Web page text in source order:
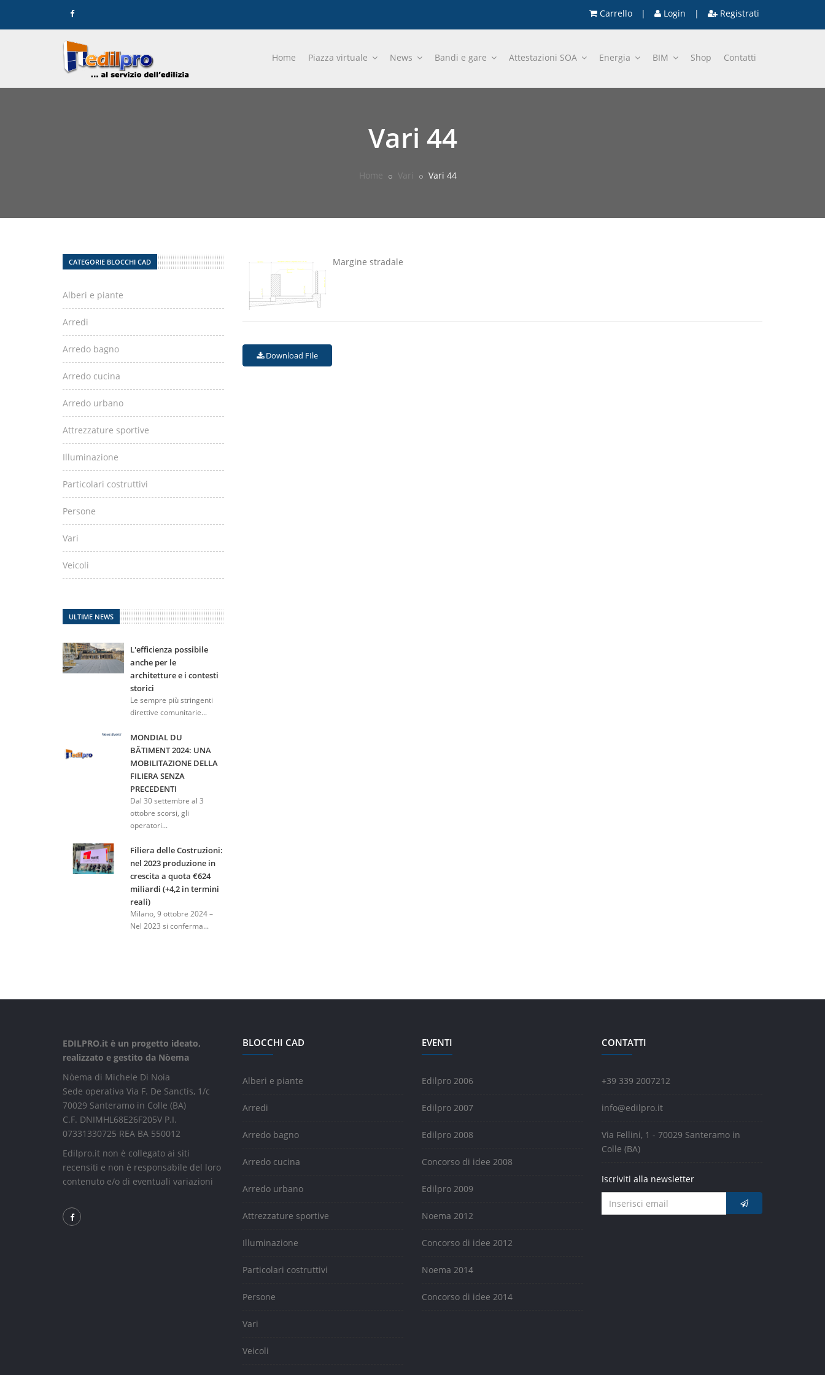
Carrello | Login | Registrati
Home Piazza virtuale News Bandi e gare Attestazioni SOA Energia BIM Shop Contatti
Vari 44
Home Vari Vari 44
Margine stradale
Download FIle
CATEGORIE BLOCCHI CAD
Alberi e piante
Arredi
Arredo bagno
Arredo cucina
Arredo urbano
Attrezzature sportive
Illuminazione
Particolari costruttivi
Persone
Vari
Veicoli
ULTIME NEWS
L'efficienza possibile
anche per le
architetture e i contesti
storici
Le sempre più stringenti
direttive comunitarie...
MONDIAL DU
BÂTIMENT 2024: UNA
MOBILITAZIONE DELLA
FILIERA SENZA
PRECEDENTI
Dal 30 settembre al 3
ottobre scorsi, gli
operatori...
Filiera delle Costruzioni:
nel 2023 produzione in
crescita a quota €624
miliardi (+4,2 in termini
reali)
Milano, 9 ottobre 2024 –
Nel 2023 si conferma...
EDILPRO.it è un progetto ideato,
realizzato e gestito da Nòema
Nòema di Michele Di Noia
Sede operativa Via F. De Sanctis, 1/c
70029 Santeramo in Colle (BA)
C.F. DNIMHL68E26F205V P.I.
07331330725 REA BA 550012
Edilpro.it non è collegato ai siti
recensiti e non è responsabile del loro
contenuto e/o di eventuali variazioni
BLOCCHI CAD
Alberi e piante
Arredi
Arredo bagno
Arredo cucina
Arredo urbano
Attrezzature sportive
Illuminazione
Particolari costruttivi
Persone
Vari
Veicoli
EVENTI
Edilpro 2006
Edilpro 2007
Edilpro 2008
Concorso di idee 2008
Edilpro 2009
Noema 2012
Concorso di idee 2012
Noema 2014
Concorso di idee 2014
CONTATTI
+39 339 2007212
info@edilpro.it
Via Fellini, 1 - 70029 Santeramo in
Colle (BA)
Iscriviti alla newsletter